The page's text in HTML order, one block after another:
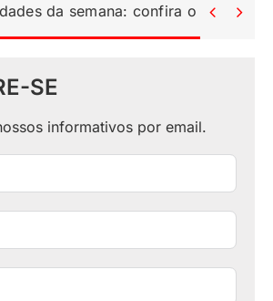
da semana: confira o resumo
 
SE
informativos por email.